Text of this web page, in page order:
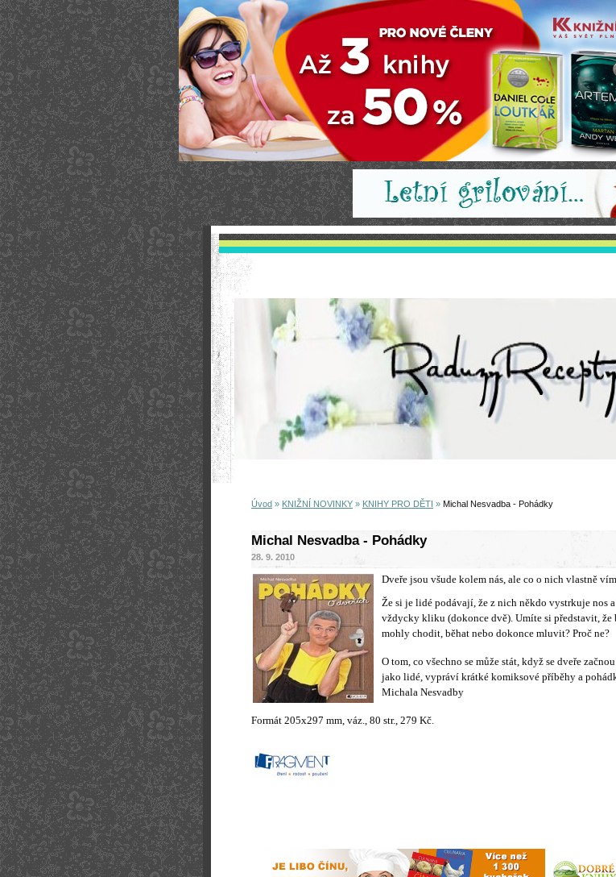
Úvod » KNIŽNÍ NOVINKY » KNIHY PRO DĚTI » Michal Nesvadba - Pohádky
Michal Nesvadba - Pohádky
28. 9. 2010
Dveře jsou všude kolem nás, ale co o nich vlastně
Že si je lidé podávají, že z nich někdo vystrkuje nos
vždycky kliku (dokonce dvě). Umíte si představit, že
mohly chodit, běhat nebo dokonce mluvit? Proč ne?
O tom, co všechno se může stát, když se dveře
jako lidé, vypráví krátké komiksové příběhy a
Michala Nesvadby
Formát 205x297 mm, váz., 80 str., 279 Kč.